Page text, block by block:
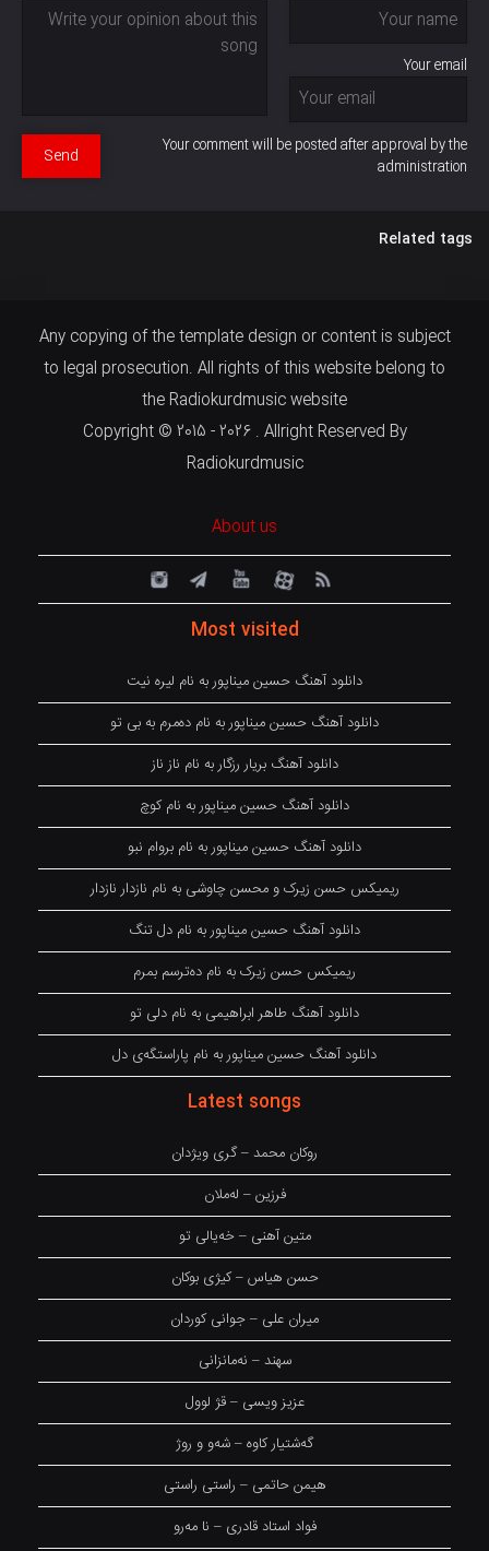
Your email
Your comment will be posted after approval by the
administration
Send
Related tags
Any copying of the template design or content is subject
to legal prosecution. All rights of this website belong to
the Radiokurdmusic website
Copyright © 2015 - 2026 . Allright Reserved By
Radiokurdmusic
About us
Most visited
دانلود آهنگ حسین میناپور به نام لیره نیت
دانلود آهنگ حسین میناپور به نام دەمرم بە بی تو
دانلود آهنگ بریار رزگار به نام ناز ناز
دانلود آهنگ حسین میناپور به نام کوچ
دانلود آهنگ حسین میناپور به نام بروام نبو
ریمیکس حسن زیرک و محسن چاوشی به نام نازدار نازدار
دانلود آهنگ حسین میناپور به نام دل تنگ
ریمیکس حسن زیرک به نام دەترسم بمرم
دانلود آهنگ طاهر ابراهیمی به نام دلی تو
دانلود آهنگ حسین میناپور به نام پاراستگەی دل
Latest songs
روکان محمد – گری ویژدان
فرزین – لەملان
متین آهنی – خەیالی تو
حسن هیاس – کیژی بوکان
میران علی – جوانی کوردان
سهند – نەمانزانی
عزیز ویسی – قژ لوول
گەشتیار کاوە – شەو و روژ
هیمن حاتمی – راستی راستی
فواد استاد قادری – نا مەرو